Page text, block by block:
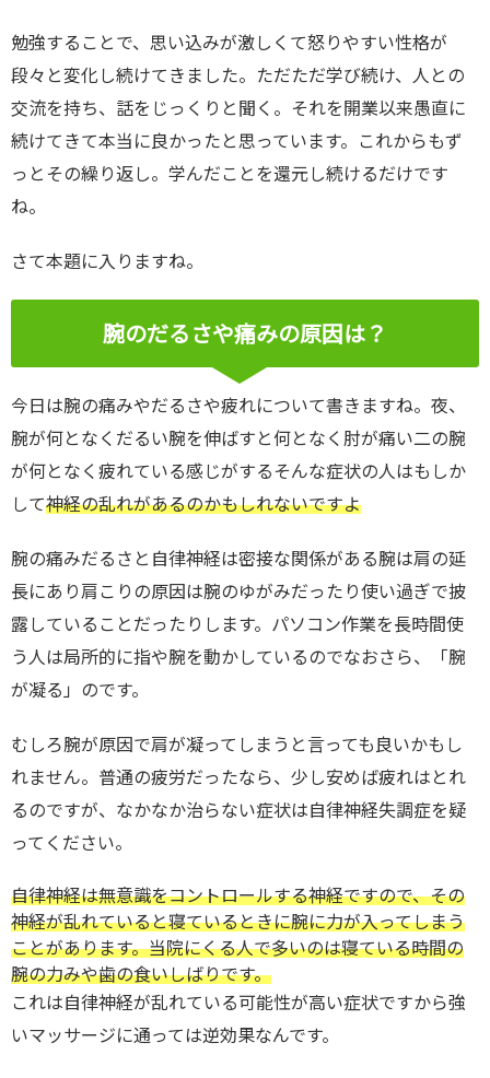
勉強することで、思い込みが激しくて怒りやすい性格が
段々と変化し続けてきました。ただただ学び続け、人との
交流を持ち、話をじっくりと聞く。それを開業以来愚直に
続けてきて本当に良かったと思っています。これからもず
っとその繰り返し。学んだことを還元し続けるだけです
ね。
さて本題に入りますね。
腕のだるさや痛みの原因は？
今日は腕の痛みやだるさや疲れについて書きますね。夜、
腕が何となくだるい腕を伸ばすと何となく肘が痛い二の腕
が何となく疲れている感じがするそんな症状の人はもしか
して神経の乱れがあるのかもしれないですよ
腕の痛みだるさと自律神経は密接な関係がある腕は肩の延
長にあり肩こりの原因は腕のゆがみだったり使い過ぎで披
露していることだったりします。パソコン作業を長時間使
う人は局所的に指や腕を動かしているのでなおさら、「腕
が凝る」のです。
むしろ腕が原因で肩が凝ってしまうと言っても良いかもし
れません。普通の疲労だったなら、少し安めば疲れはとれ
るのですが、なかなか治らない症状は自律神経失調症を疑
ってください。
自律神経は無意識をコントロールする神経ですので、その
神経が乱れていると寝ているときに腕に力が入ってしまう
ことがあります。当院にくる人で多いのは寝ている時間の
腕の力みや歯の食いしばりです。
これは自律神経が乱れている可能性が高い症状ですから強
いマッサージに通っては逆効果なんです。